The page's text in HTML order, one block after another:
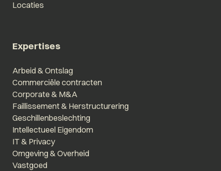
Locaties
Expertises
Arbeid & Ontslag
Commerciële contracten
Corporate & M&A
Faillissement & Herstructurering
Geschillenbeslechting
Intellectueel Eigendom
IT & Privacy
Omgeving & Overheid
Vastgoed